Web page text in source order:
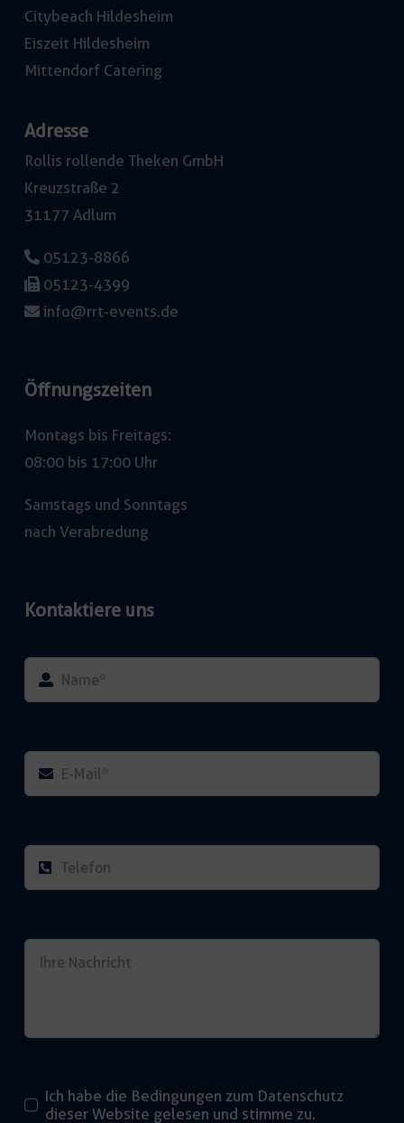
Citybeach Hildesheim
Eiszeit Hildesheim
Mittendorf Catering
Adresse
Rollis rollende Theken GmbH
Kreuzstraße 2
31177 Adlum
05123-8866
05123-4399
info@rrt-events.de
Öffnungszeiten
Montags bis Freitags:
08:00 bis 17:00 Uhr
Samstags und Sonntags
nach Verabredung
Kontaktiere uns
Ich habe die Bedingungen zum Datenschutz
dieser Website gelesen und stimme zu.